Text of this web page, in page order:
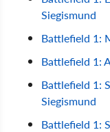
Siegismund
Battlefield 1:
Battlefield 1:
Battlefield 1:
Siegismund
Battlefield 1: